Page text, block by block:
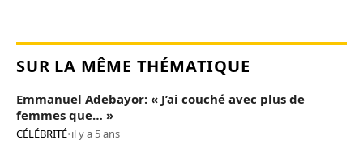
SUR LA MÊME THÉMATIQUE
Emmanuel Adebayor: « J’ai couché avec plus de
femmes que… »
CÉLÉBRITÉ•il y a 5 ans